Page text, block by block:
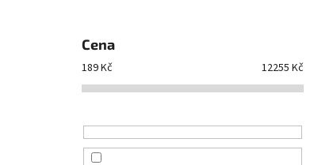
Cena
189Kč 12255 Kč